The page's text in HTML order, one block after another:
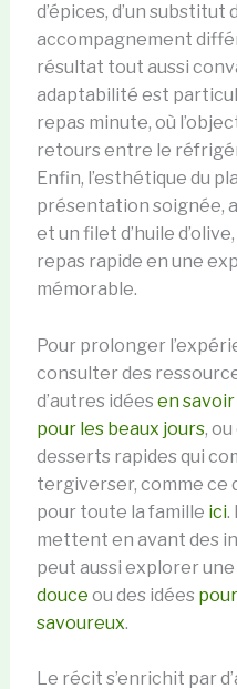
d’épices, d’un substitut
accompagnement
résultat tout aussi
adaptabilité est
repas minute, où
retours entre le
Enfin, l’esthétique du
présentation soignée,
et un filet d’huile
repas rapide en une
mémorable.
Pour prolonger
consulter des
d’autres idées en
pour les beaux jours,
desserts rapides qui
tergiverser, comme ce
pour toute la famille ici.
mettent en avant des
peut aussi explorer une
douce ou des idées
savoureux.
Le récit s’enrichit par